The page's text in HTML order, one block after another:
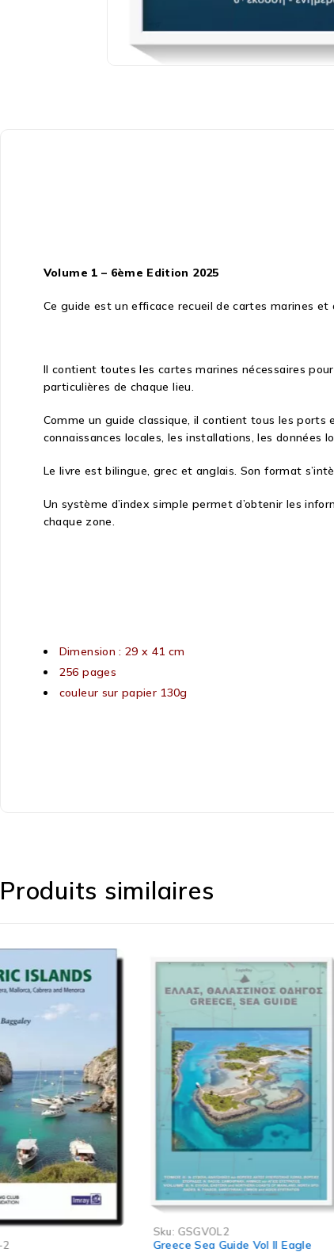
Volume 1 – 6ème Edition 2025
Ce guide estun efficace recueil de cartes marines
Il contient toutes les cartes marines nécessaires
particulières de chaque lieu.
Comme un guide classique, il contient tous les ports
connaissances locales, les installations,les données
Le livre est bilingue, grec et anglais. Son format
Un système d’index simple permet d’obtenir les
chaque zone.
Dimension : 29 x 41 cm
256 pages
couleur sur papier 130g
Produits similaires
Greece Sea Guide Vol II Eagle
-5%
Sku: D21